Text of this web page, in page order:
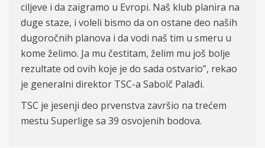
ciljeve i da zaigramo u Evropi. Naš klub planira na
duge staze, i voleli bismo da on ostane deo naših
dugoročnih planova i da vodi naš tim u smeru u
kome želimo. Ja mu čestitam, želim mu još bolje
rezultate od ovih koje je do sada ostvario”, rekao
je generalni direktor TSC-a Sabolč Palađi.
TSC je jesenji deo prvenstva završio na trećem
mestu Superlige sa 39 osvojenih bodova.